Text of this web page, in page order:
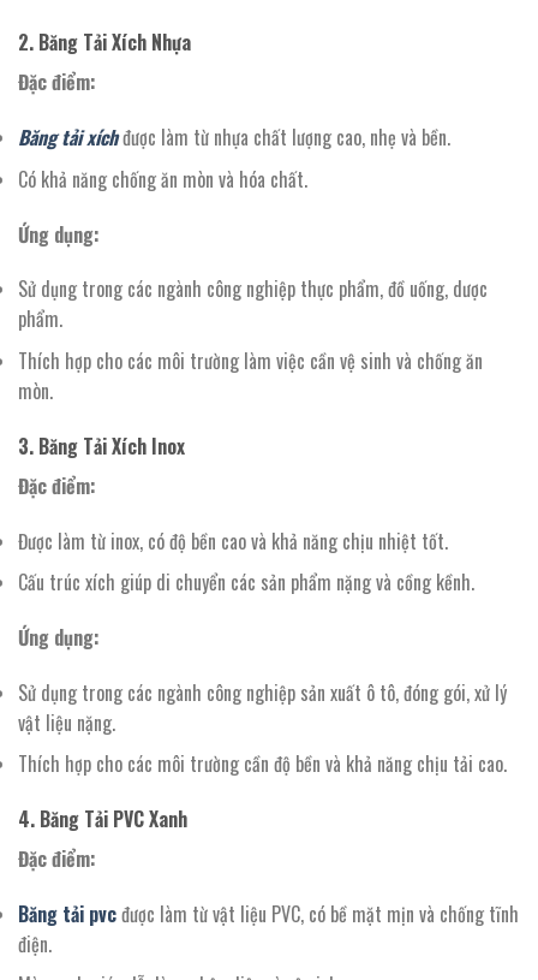
2. Băng Tải Xích Nhựa
Đặc điểm:
Băng tải xíchđược làm từ nhựa chất lượng cao, nhẹ và bền.
Có khả năng chống ăn mòn và hóa chất.
Ứng dụng:
Sử dụng trong các ngành công nghiệp thực phẩm, đồ uống, dược
phẩm.
Thích hợp cho các môi trường làm việc cần vệ sinh và chống ăn
mòn.
3. Băng Tải Xích Inox
Đặc điểm:
Được làm từ inox, có độ bền cao và khả năng chịu nhiệt tốt.
Cấu trúc xích giúp di chuyển các sản phẩm nặng và cồng kềnh.
Ứng dụng:
Sử dụng trong các ngành công nghiệp sản xuất ô tô, đóng gói, xử lý
vật liệu nặng.
Thích hợp cho các môi trường cần độ bền và khả năng chịu tải cao.
4. Băng Tải PVC Xanh
Đặc điểm:
Băng tải pvcđược làm từ vật liệu PVC, có bề mặt mịn và chống tĩnh
điện.